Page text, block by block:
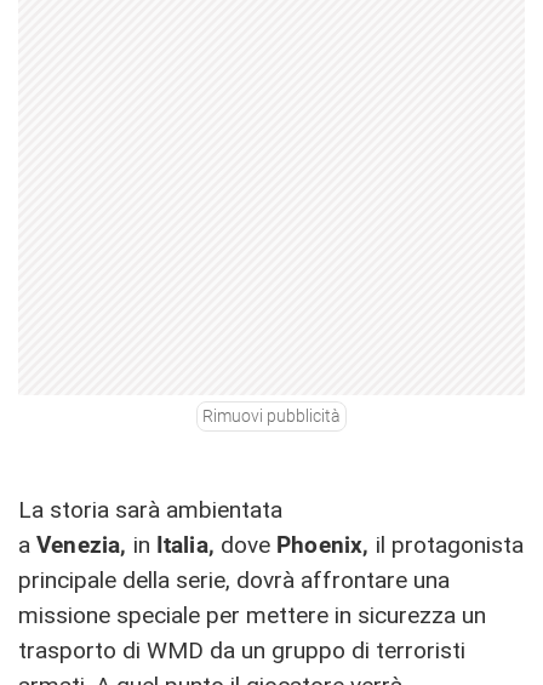
Rimuovi pubblicità
La storia sarà ambientata
a Venezia, in Italia, dove Phoenix, il protagonista
principale della serie, dovrà affrontare una
missione speciale per mettere in sicurezza un
trasporto di WMD da un gruppo di terroristi